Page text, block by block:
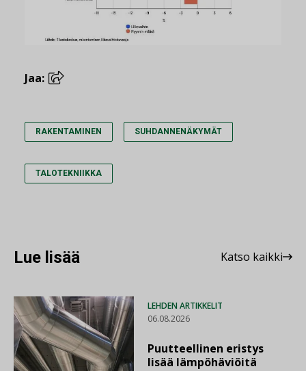
Jaa:
RAKENTAMINEN SUHDANNENÄKYMÄT
TALOTEKNIIKKA
Lue lisää Katso kaikki
LEHDEN ARTIKKELIT
06.08.2026
Puutteellinen eristys
lisää lämpöhäviöitä